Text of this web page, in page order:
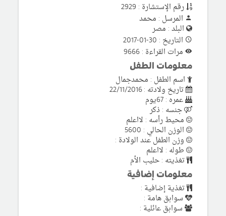
رقم الإستشارة : 2929
المرسل : محمد
البلد : مصر
التاريخ : 30-01-2017
مرات القراءة : 9666
معلومات الطفل
اسم الطفل : محمدجمال
تاريخ ولادته : 22/11/2016
عمره : 67يوم
جنسه : ذكر
محيط رأسه : لااعلم
الوزن الحالي : 5600
وزن الطفل عند الولادة :
طوله : لااعلم
تغذيته : حليب الأم
معلومات إضافية
تغذية إضافية :
سوابق هامة :
سوابق عائلية :